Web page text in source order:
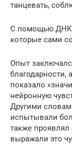
танцевать,
С помощью ДНК
которые сами
Опыт
благодарности,
показало
нейронную
Другими
испытывали
также проявлял
выражали это